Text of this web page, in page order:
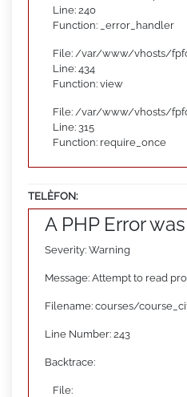
Line: 240
Function: _error_handler
File: /var/www/vhosts/
Line: 434
Function: view
File: /var/www/vhosts/
Line: 315
Function: require_once
TELÈFON:
A PHP Error
Severity: Warning
Message: Attempt to read
Filename: courses/
Line Number: 243
Backtrace:
File: